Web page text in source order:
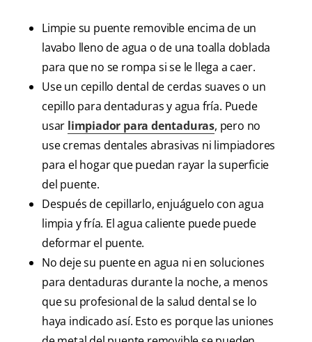
Limpie su puente removible encima de un
lavabo lleno de agua o de una toalla doblada
para que no se rompa si se le llega a caer.
Use un cepillo dental de cerdas suaves o un
cepillo para dentaduras y agua fría. Puede
usar limpiador para dentaduras, pero no
use cremas dentales abrasivas ni limpiadores
para el hogar que puedan rayar la superficie
del puente.
Después de cepillarlo, enjuáguelo con agua
limpia y fría. El agua caliente puede puede
deformar el puente.
No deje su puente en agua ni en soluciones
para dentaduras durante la noche, a menos
que su profesional de la salud dental se lo
haya indicado así. Esto es porque las uniones